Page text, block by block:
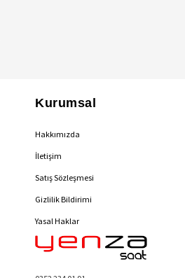
Kurumsal
Hakkımızda
İletişim
Satış Sözleşmesi
Gizlilik Bildirimi
Yasal Haklar